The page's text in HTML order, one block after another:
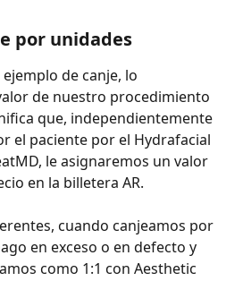
por unidades
de canje, lo
de nuestro procedimiento
que, independientemente
el paciente por el Hydrafacial
le asignaremos un valor
en la billetera AR.
cuando canjeamos por
en exceso o en defecto y
como 1:1 con Aesthetic